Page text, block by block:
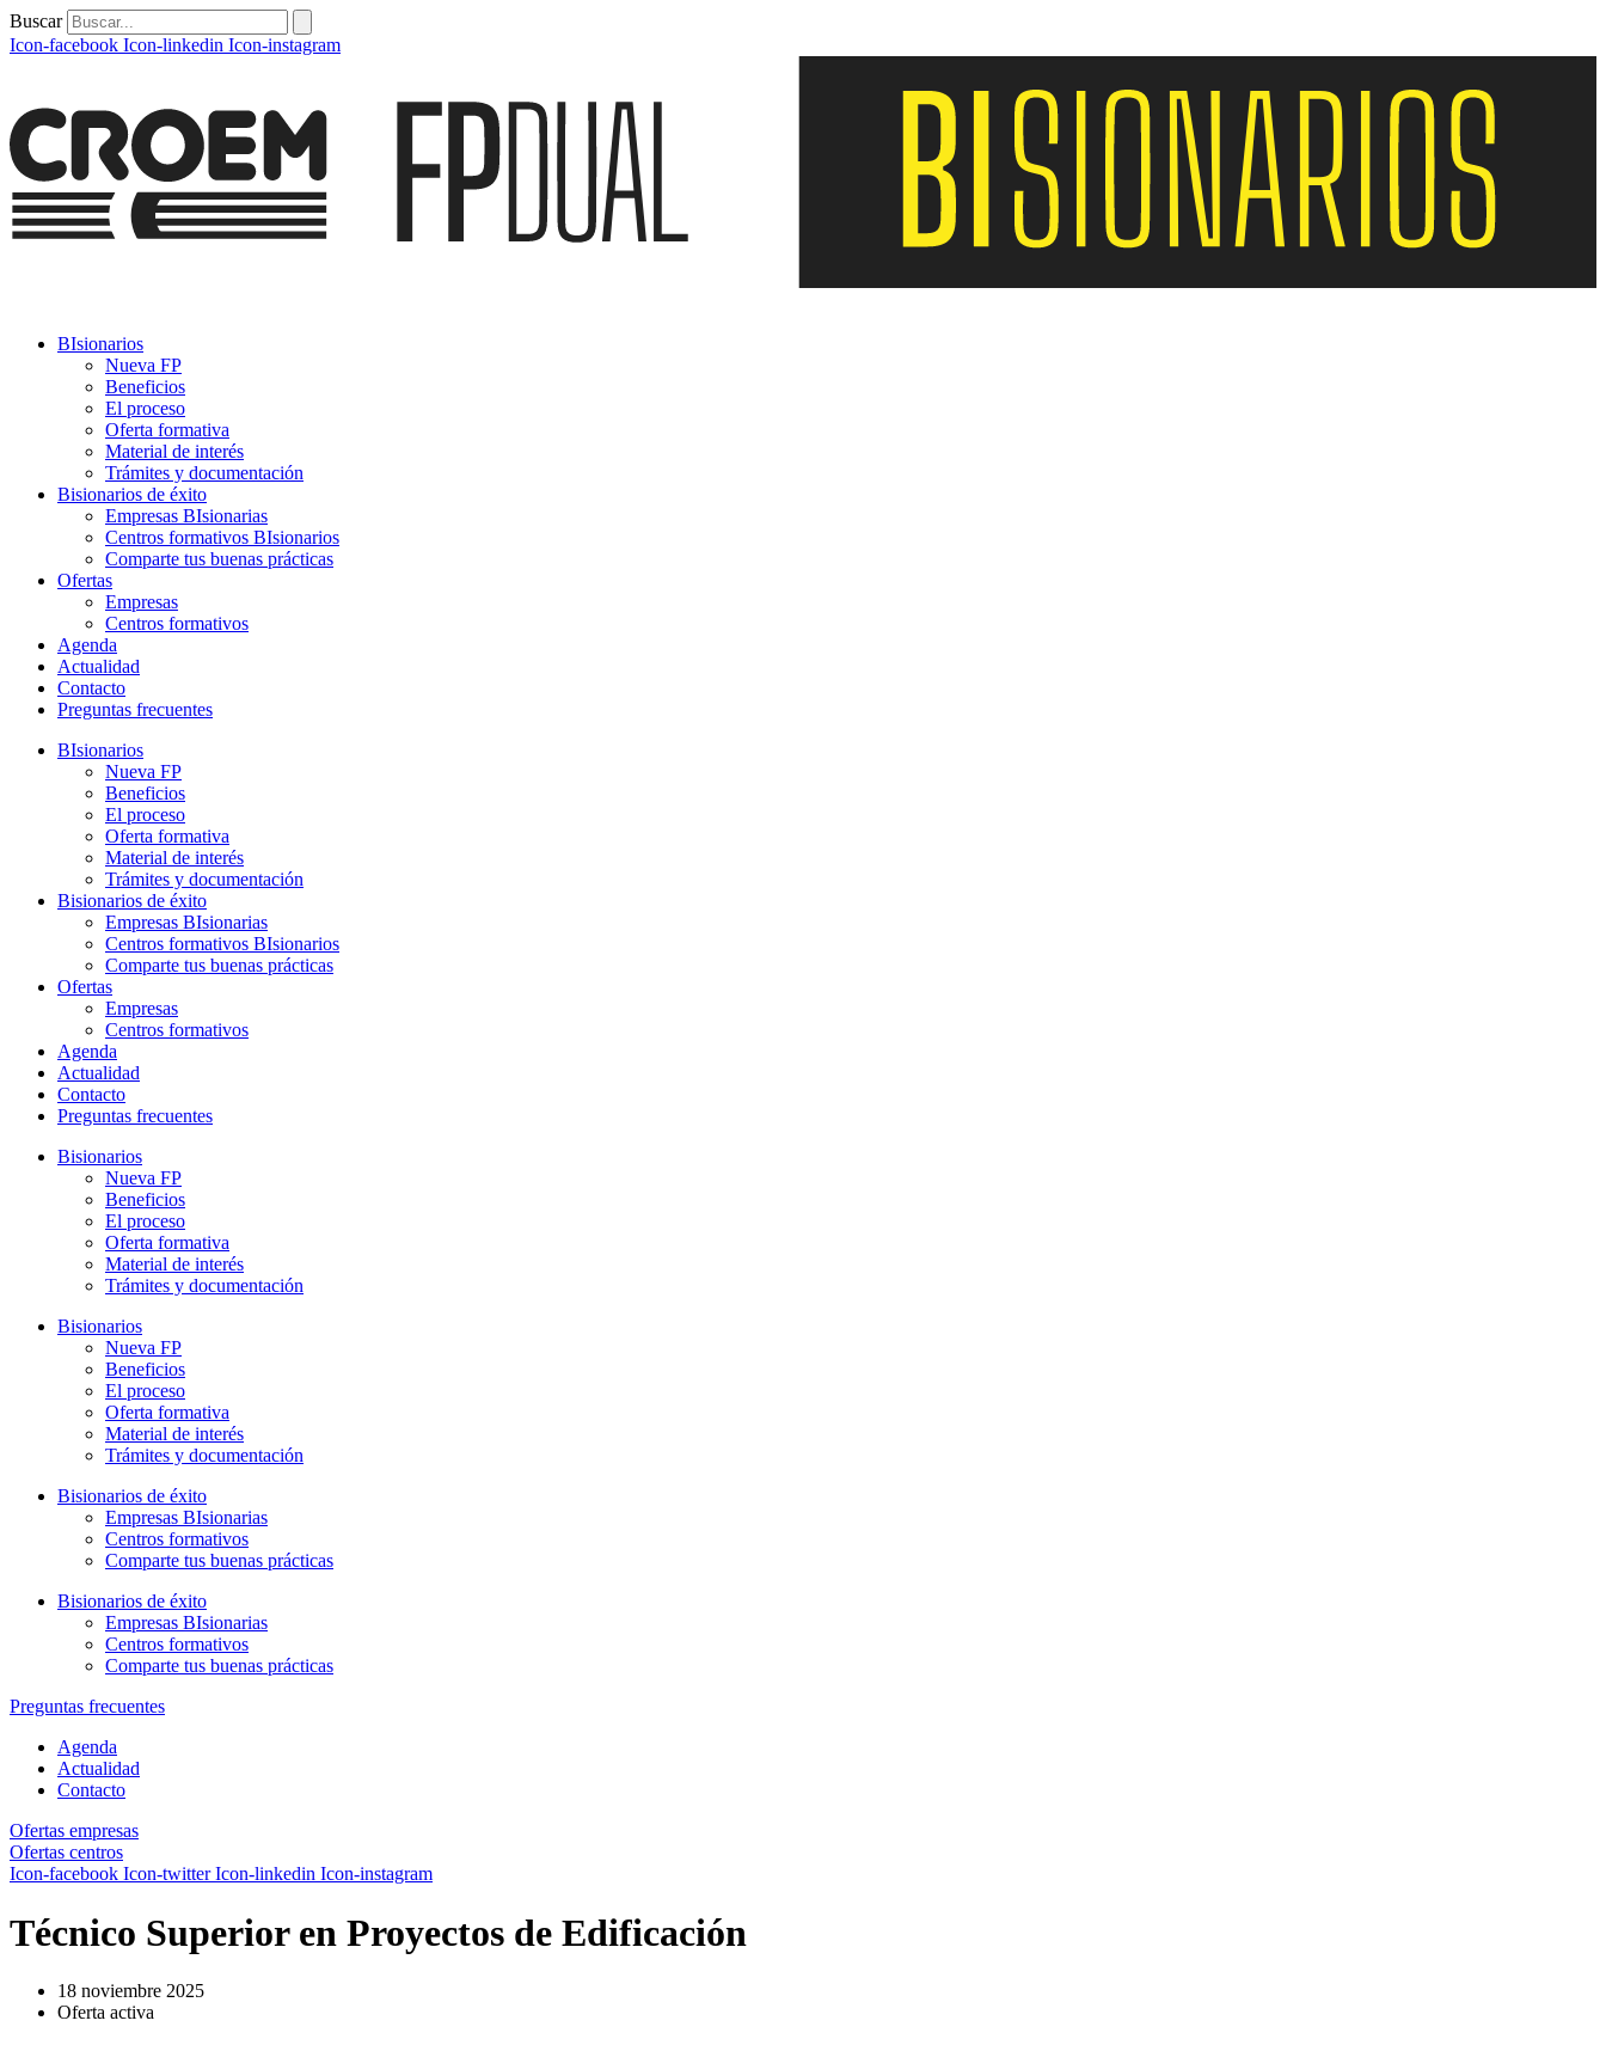
Buscar
Icon-facebook Icon-linkedin Icon-instagram
BIsionarios
Nueva FP
Beneficios
El proceso
Oferta formativa
Material de interés
Trámites y documentación
Bisionarios de éxito
Empresas BIsionarias
Centros formativos BIsionarios
Comparte tus buenas prácticas
Ofertas
Empresas
Centros formativos
Agenda
Actualidad
Contacto
Preguntas frecuentes
BIsionarios
Nueva FP
Beneficios
El proceso
Oferta formativa
Material de interés
Trámites y documentación
Bisionarios de éxito
Empresas BIsionarias
Centros formativos BIsionarios
Comparte tus buenas prácticas
Ofertas
Empresas
Centros formativos
Agenda
Actualidad
Contacto
Preguntas frecuentes
Bisionarios
Nueva FP
Beneficios
El proceso
Oferta formativa
Material de interés
Trámites y documentación
Bisionarios
Nueva FP
Beneficios
El proceso
Oferta formativa
Material de interés
Trámites y documentación
Bisionarios de éxito
Empresas BIsionarias
Centros formativos
Comparte tus buenas prácticas
Bisionarios de éxito
Empresas BIsionarias
Centros formativos
Comparte tus buenas prácticas
Preguntas frecuentes
Agenda
Actualidad
Contacto
Ofertas empresas
Ofertas centros
Icon-facebook Icon-twitter Icon-linkedin Icon-instagram
Técnico Superior en Proyectos de Edificación
18 noviembre 2025
Oferta activa